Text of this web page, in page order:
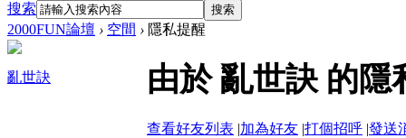
搜索 搜索
2000FUN論壇 › 空間 › 隱私提醒
亂世訣 由於 亂世訣 的
查看好友列表 |加為好友 |打個招呼 |發送